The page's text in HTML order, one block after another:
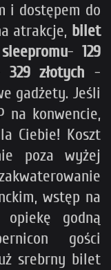
i dostępem do
atrakcje, bilet
- 129
329 złotych -
gadżety. Jeśli
na konwencie,
Ciebie! Koszt
poza wyżej
wstęp na
godną
gości
srebrny bilet